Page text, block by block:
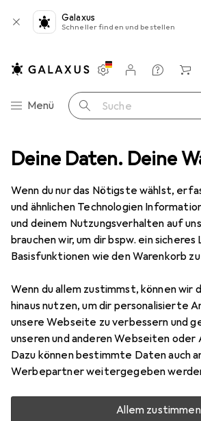
Deine Daten. Deine
Wenn du nur das Nötigste wählst,
und ähnlichen Technologien
und deinem Nutzungsverhalten auf
brauchen wir, um dir bspw. ein sicheres
Basisfunktionen wie den Warenkorb
Wenn du allem zustimmst, können wir
hinaus nutzen, um dir personalisierte
unsere Webseite zu verbessern und
unseren und anderen Webseiten oder
Dazu können bestimmte Daten auch
Werbepartner weitergegeben
Allem zustimmen
Galaxus
Schneller finden und bestellen
Navigation nach Kategorien
Menü Suche
Einstellungen
Kundenkonto
Vergleichslisten
Merklisten
Warenkorb
Wasseraufbereitung Katadyn
EUR
81,20
Katadyn Gravity